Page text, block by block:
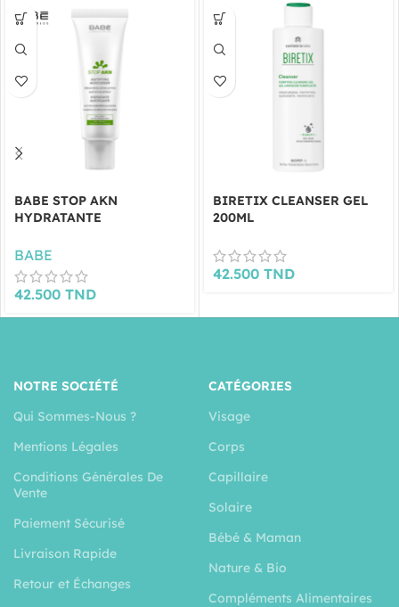
BABE STOP AKN
HYDRATANTE
BABE
42.500 TND
BIRETIX CLEANSER GEL
200ML
42.500 TND
NOTRE SOCIÉTÉ
Qui Sommes-Nous ?
Mentions Légales
Conditions Générales De
Vente
Paiement Sécurisé
Livraison Rapide
Retour et Échanges
CATÉGORIES
Visage
Corps
Capillaire
Solaire
Bébé & Maman
Nature & Bio
Compléments Alimentaires